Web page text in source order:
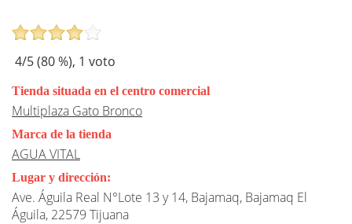
4/5 (80%), 1 voto
Tienda situada en el centro comercial
Multiplaza Gato Bronco
Marca de la tienda
AGUA VITAL
Lugar y dirección:
Ave. Águila Real N°Lote 13 y 14, Bajamaq, Bajamaq El
Águila, 22579 Tijuana